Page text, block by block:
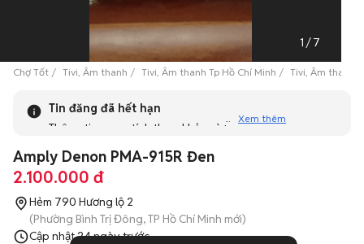
1 /7
Chợ Tốt Tivi, Âm thanh Tivi, Âm thanh Tp Hồ Chí Minh Tivi, Âm thanh
Tin đăng đã hết hạn
Thông tin mang tính tham khảo và bạn không thể liên hệ
tương tự khác dưới đây nhé!
Xem thêm
Amply Denon PMA-915R Đen
2.100.000 đ
Hẻm 790 Hương lộ 2
(Phường Bình Trị Đông, TP Hồ Chí Minh mới)
Cập nhật24 ngày trước